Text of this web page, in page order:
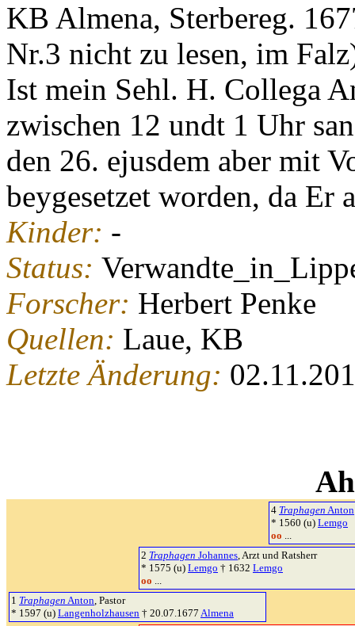
KB Almena, Sterbereg.
Nr.3 nicht zu lesen, im
Ist mein Sehl. H. Collega
zwischen 12 undt 1 Uhr
den 26. ejusdem aber mit
beygesetzet worden, da Er
Kinder: -
Status:
Forscher: Herbert Penke
Quellen: Laue, KB
Letzte Änderung:
4 Traphagen Anton
* 1560 (u) Lemgo
oo ...
2 Traphagen Johannes, Arzt und Ratsherr
* 1575 (u) Lemgo † 1632 Lemgo
oo ...
1 Traphagen Anton, Pastor
* 1597 (u) Langenholzhausen † 20.07.1677 Almena